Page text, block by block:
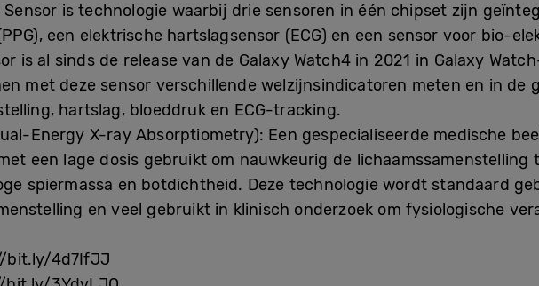
Sensor is technologie waarbij drie sensoren in één chipset zijn
een elektrische hartslagsensor (ECG) en een sensor voor bio-
is al sinds de release van de Galaxy Watch4 in 2021 in Galaxy
met deze sensor verschillende welzijnsindicatoren meten en in de
hartslag, bloeddruk en ECG-tracking.
Energy X-ray Absorptiometry): Een gespecialiseerde medische
een lage dosis gebruikt om nauwkeurig de lichaamssamenstelling
spiermassa en botdichtheid. Deze technologie wordt standaard
en veel gebruikt in klinisch onderzoek om fysiologische
bit.ly/4d7IfJJ